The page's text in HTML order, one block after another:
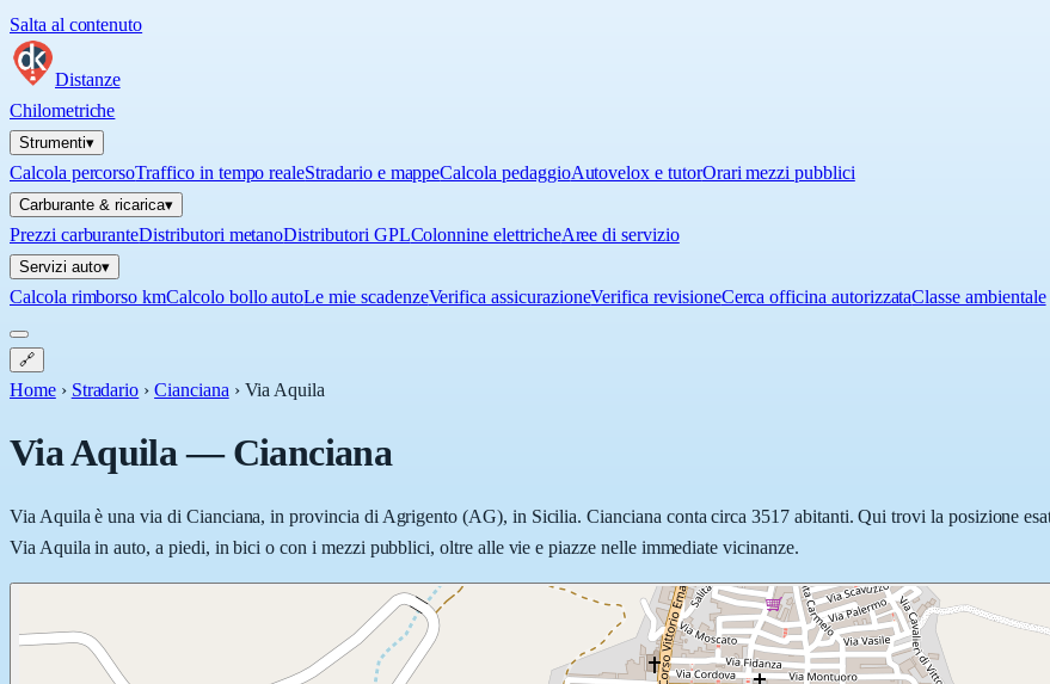
Salta al contenuto
Distanze
Chilometriche
Strumenti▾
Calcola percorsoTraffico in tempo realeStradario e mappeCalcola pedaggioAutovelox e tutorOrari mezzi pubblici
Carburante & ricarica▾
Prezzi carburanteDistributori metanoDistributori GPLColonnine elettricheAree di servizio
Servizi auto▾
Calcola rimborso kmCalcolo bollo autoLe mie scadenzeVerifica assicurazioneVerifica revisioneCerca officina autorizzataClasse ambientale
🔗
Home › Stradario › Cianciana › Via Aquila
Via Aquila—Cianciana
Via Aquila è una via di Cianciana, in provincia di Agrigento (AG), in Sicilia. Cianciana conta circa 3517 abitanti. Qui trovi la posizione
Via Aquila in auto, a piedi, in bici o con i mezzi pubblici, oltre alle vie e piazze nelle immediate vicinanze.